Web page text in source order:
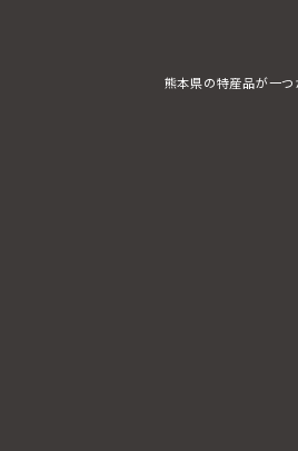
熊本県の特産品が一